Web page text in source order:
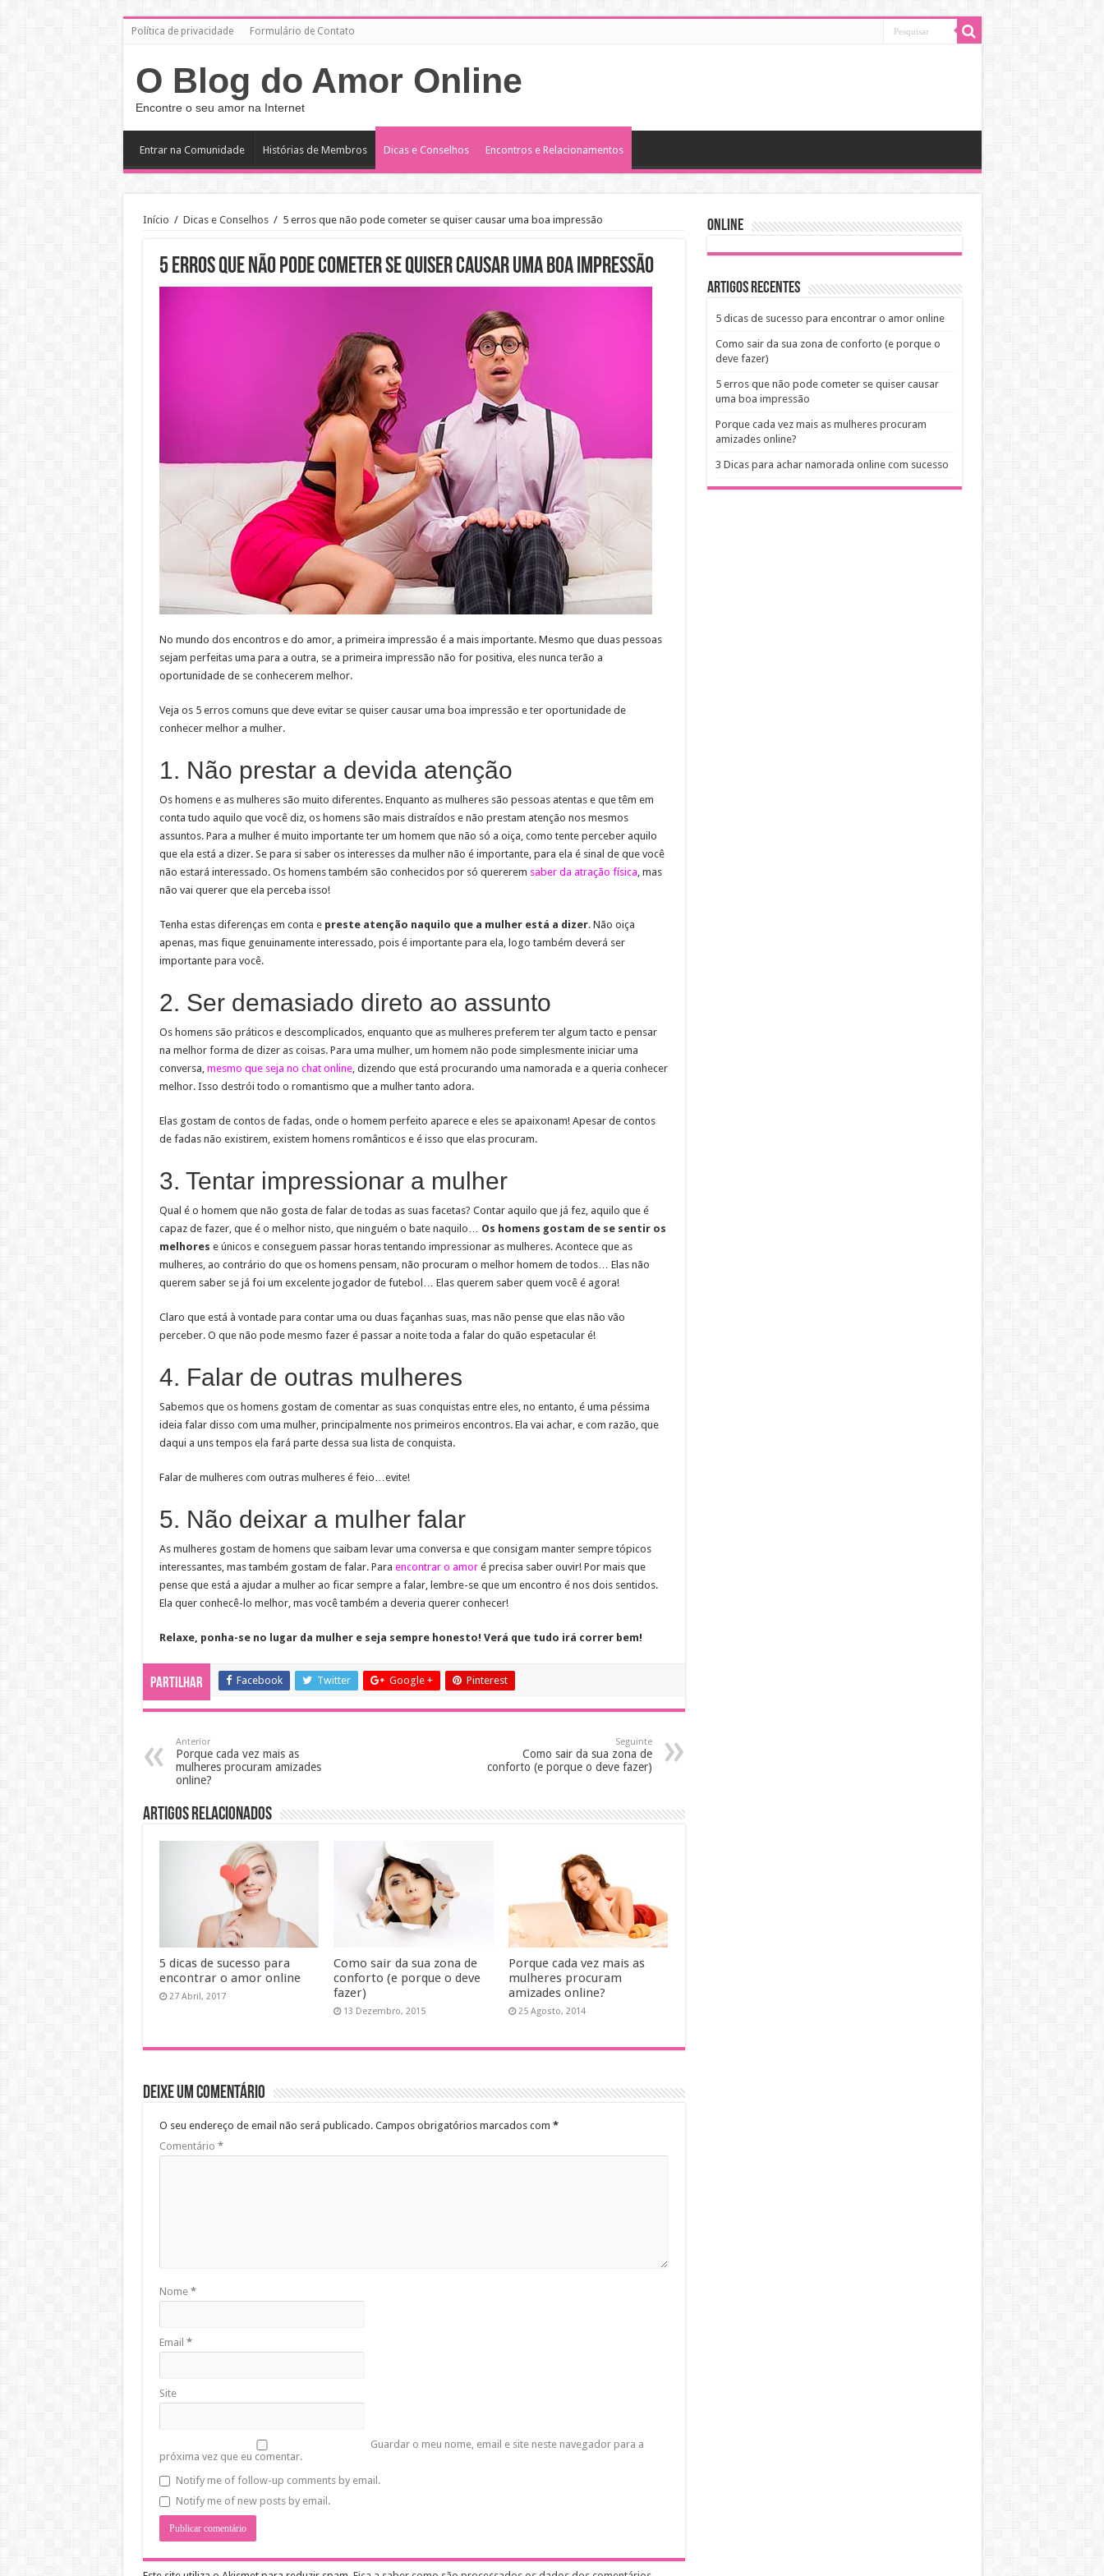
Política de privacidade Formulário de Contato
O Blog do Amor Online
Encontre o seu amor na Internet
Entrar na Comunidade Histórias de Membros Dicas e Conselhos Encontros e Relacionamentos
Início / Dicas e Conselhos / 5 erros que não pode cometer se quiser causar uma boa impressão
5 erros que não pode cometer se quiser causar uma boa impressão
No mundo dos encontros e do amor, a primeira impressão é a mais importante. Mesmo que duas pessoas
sejam perfeitas uma para a outra, se a primeira impressão não for positiva, eles nunca terão a
oportunidade de se conhecerem melhor.
Veja os 5 erros comuns que deve evitar se quiser causar uma boa impressão e ter oportunidade de
conhecer melhor a mulher.
1. Não prestar a devida atenção
Os homens e as mulheres são muito diferentes. Enquanto as mulheres são pessoas atentas e que têm em
conta tudo aquilo que você diz, os homens são mais distraídos e não prestam atenção nos mesmos
assuntos. Para a mulher é muito importante ter um homem que não só a oiça, como tente perceber aquilo
que ela está a dizer. Se para si saber os interesses da mulher não é importante, para ela é sinal de que você
não estará interessado. Os homens também são conhecidos por só quererem saber da atração física, mas
não vai querer que ela perceba isso!
Tenha estas diferenças em conta e preste atenção naquilo que a mulher está a dizer. Não oiça
apenas, mas fique genuinamente interessado, pois é importante para ela, logo também deverá ser
importante para você.
2. Ser demasiado direto ao assunto
Os homens são práticos e descomplicados, enquanto que as mulheres preferem ter algum tacto e pensar
na melhor forma de dizer as coisas. Para uma mulher, um homem não pode simplesmente iniciar uma
conversa, mesmo que seja no chat online, dizendo que está procurando uma namorada e a queria conhecer
melhor. Isso destrói todo o romantismo que a mulher tanto adora.
Elas gostam de contos de fadas, onde o homem perfeito aparece e eles se apaixonam! Apesar de contos
de fadas não existirem, existem homens românticos e é isso que elas procuram.
3. Tentar impressionar a mulher
Qual é o homem que não gosta de falar de todas as suas facetas? Contar aquilo que já fez, aquilo que é
capaz de fazer, que é o melhor nisto, que ninguém o bate naquilo… Os homens gostam de se sentir os
melhores e únicos e conseguem passar horas tentando impressionar as mulheres. Acontece que as
mulheres, ao contrário do que os homens pensam, não procuram o melhor homem de todos… Elas não
querem saber se já foi um excelente jogador de futebol… Elas querem saber quem você é agora!
Claro que está à vontade para contar uma ou duas façanhas suas, mas não pense que elas não vão
perceber. O que não pode mesmo fazer é passar a noite toda a falar do quão espetacular é!
4. Falar de outras mulheres
Sabemos que os homens gostam de comentar as suas conquistas entre eles, no entanto, é uma péssima
ideia falar disso com uma mulher, principalmente nos primeiros encontros. Ela vai achar, e com razão, que
daqui a uns tempos ela fará parte dessa sua lista de conquista.
Falar de mulheres com outras mulheres é feio…evite!
5. Não deixar a mulher falar
As mulheres gostam de homens que saibam levar uma conversa e que consigam manter sempre tópicos
interessantes, mas também gostam de falar. Para encontrar o amoré precisa saber ouvir! Por mais que
pense que está a ajudar a mulher ao ficar sempre a falar, lembre-se que um encontro é nos dois sentidos.
Ela quer conhecê-lo melhor, mas você também a deveria querer conhecer!
Relaxe, ponha-se no lugar da mulher e seja sempre honesto! Verá que tudo irá correr bem!
Partilhar Facebook Twitter Google + Pinterest
Anterior
Porque cada vez mais as
mulheres procuram amizades
online?
Seguinte
Como sair da sua zona de
conforto (e porque o deve fazer)
Artigos Relacionados
5 dicas de sucesso para
encontrar o amor online
27 Abril, 2017
Como sair da sua zona de
conforto (e porque o deve
fazer)
13 Dezembro, 2015
Porque cada vez mais as
mulheres procuram
amizades online?
25 Agosto, 2014
Deixe um comentário
O seu endereço de email não será publicado. Campos obrigatórios marcados com *
Comentário *
Nome *
Email *
Site
Guardar o meu nome, email e site neste navegador para a
próxima vez que eu comentar.
Notify me of follow-up comments by email.
Notify me of new posts by email.
Online
Artigos recentes
5 dicas de sucesso para encontrar o amor online
Como sair da sua zona de conforto (e porque o
deve fazer)
5 erros que não pode cometer se quiser causar
uma boa impressão
Porque cada vez mais as mulheres procuram
amizades online?
3 Dicas para achar namorada online com sucesso